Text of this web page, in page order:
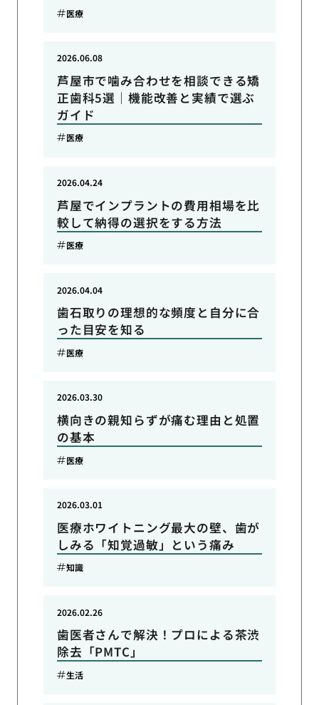
医療
芦屋市で噛み合わせを相談できる矯
正歯科5選｜機能改善と実績で選ぶ
ガイド
2026.06.08
医療
芦屋でインプラントの費用相場を比
較して納得の選択をする方法
2026.04.24
医療
歯石取りの理想的な頻度と自分に合
った目安を知る
2026.04.04
医療
横向きの親知らずが痛む理由と処置
の基本
2026.03.30
医療
医療ホワイトニング最大の壁、歯が
しみる「知覚過敏」という痛み
2026.03.01
知識
歯医者さんで解決！プロによる茶渋
除去「PMTC」
2026.02.26
生活